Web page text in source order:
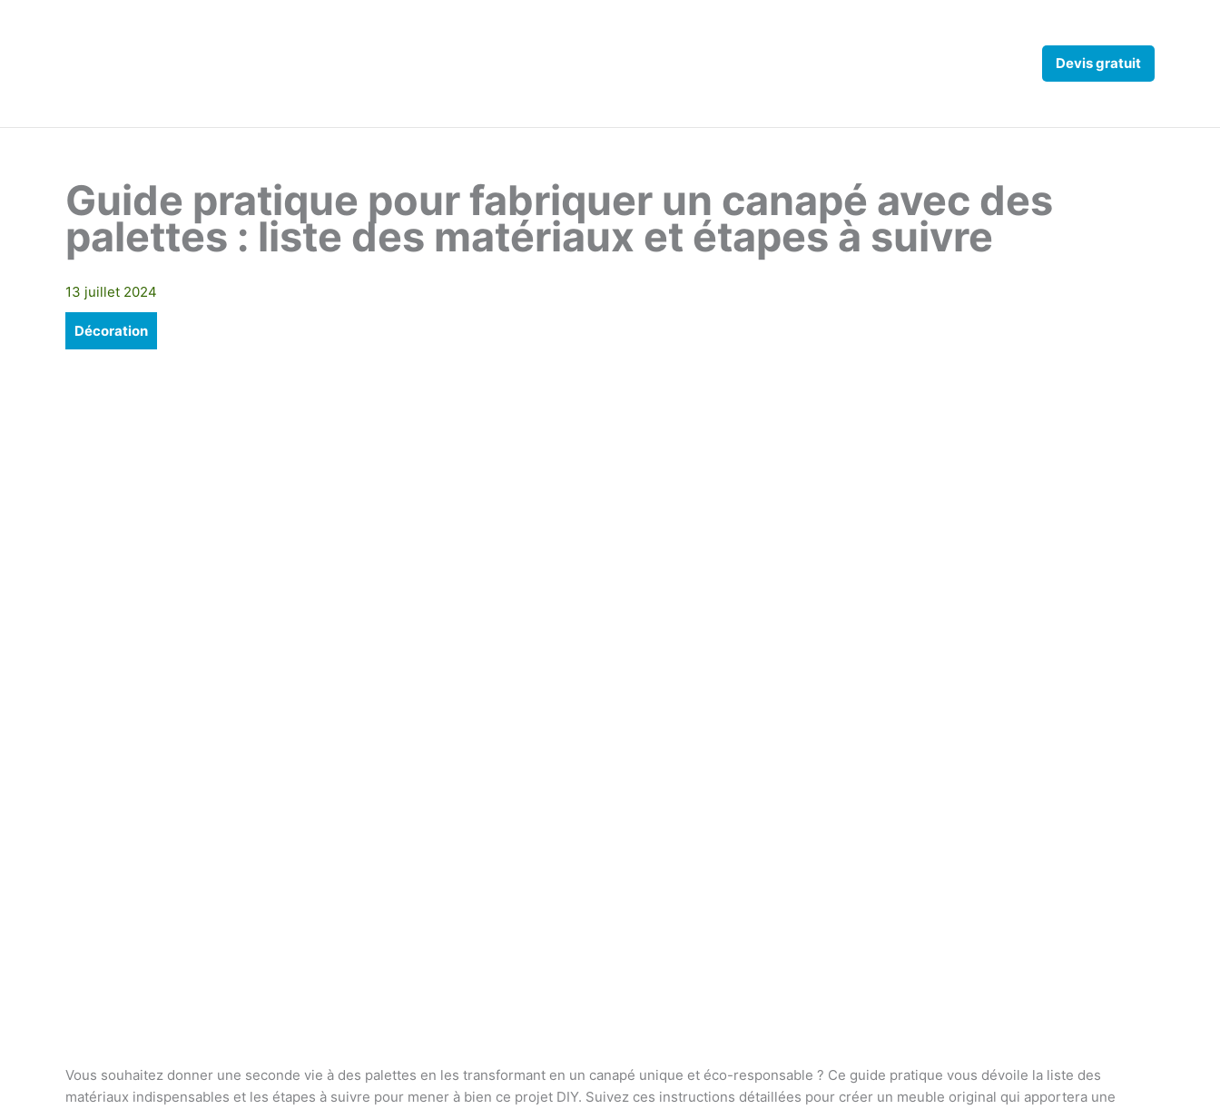
Devis gratuit
Guide pratique pour fabriquer un canapé avec des
palettes : liste des matériaux et étapes à suivre
13 juillet 2024
Décoration
Vous souhaitez donner une seconde vie à des palettes en les transformant en un canapé unique et éco-responsable ? Ce guide pratique vous dévoile la liste des
matériaux indispensables et les étapes à suivre pour mener à bien ce projet DIY. Suivez ces instructions détaillées pour créer un meuble original qui apportera une